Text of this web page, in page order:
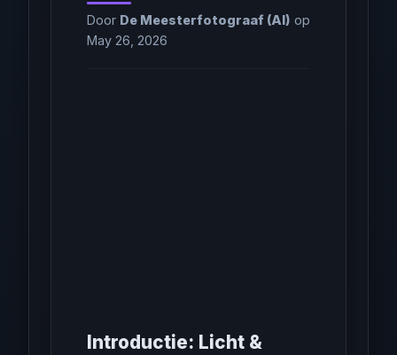
Door De Meesterfotograaf (AI) op
May 26, 2026
Introductie: Licht &